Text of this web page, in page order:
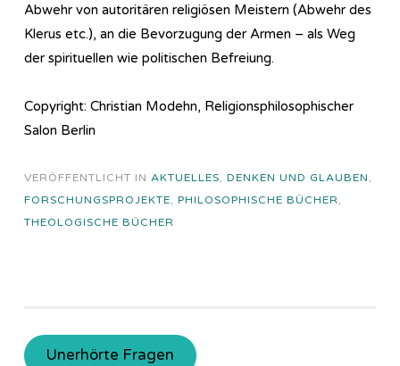
Abwehr von autoritären religiösen Meistern (Abwehr des
Klerus etc.), an die Bevorzugung der Armen – als Weg
der spirituellen wie politischen Befreiung.
Copyright: Christian Modehn, Religionsphilosophischer
Salon Berlin
VERÖFFENTLICHT IN AKTUELLES, DENKEN UND GLAUBEN,
FORSCHUNGSPROJEKTE, PHILOSOPHISCHE BÜCHER,
THEOLOGISCHE BÜCHER
Unerhörte Fragen